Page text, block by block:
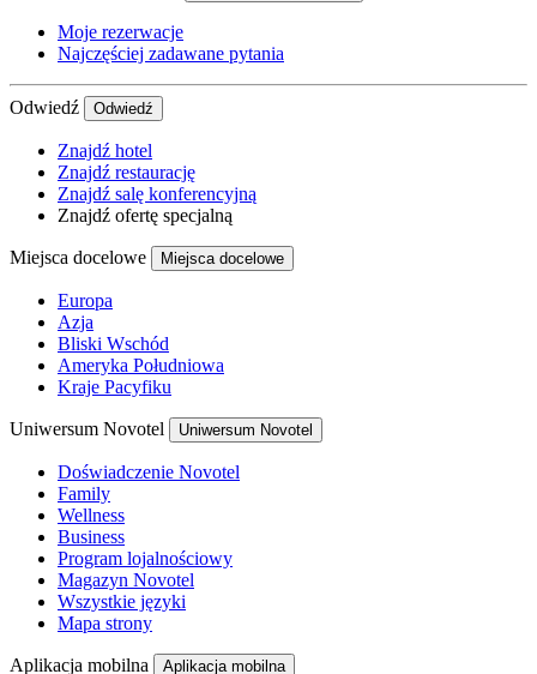
Moje rezerwacje
Najczęściej zadawane pytania
Odwiedź Odwiedź
Znajdź hotel
Znajdź restaurację
Znajdź salę konferencyjną
Znajdź ofertę specjalną
Miejsca docelowe Miejsca docelowe
Europa
Azja
Bliski Wschód
Ameryka Południowa
Kraje Pacyfiku
Uniwersum Novotel Uniwersum Novotel
Doświadczenie Novotel
Family
Wellness
Business
Program lojalnościowy
Magazyn Novotel
Wszystkie języki
Mapa strony
Aplikacja mobilna Aplikacja mobilna